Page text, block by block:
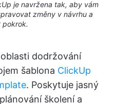
je navržena tak, aby vám
změny v návrhu a
pokrok.
dodržování
šablona ClickUp
. Poskytuje jasný
školení a